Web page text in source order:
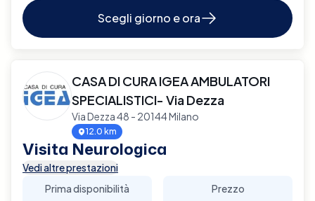
Scegli giorno e ora
CASA DI CURA IGEA AMBULATORI
SPECIALISTICI- Via Dezza
Via Dezza 48 - 20144 Milano
12.0 km
Visita Neurologica
Vedi altre prestazioni
Prima disponibilità
Prezzo